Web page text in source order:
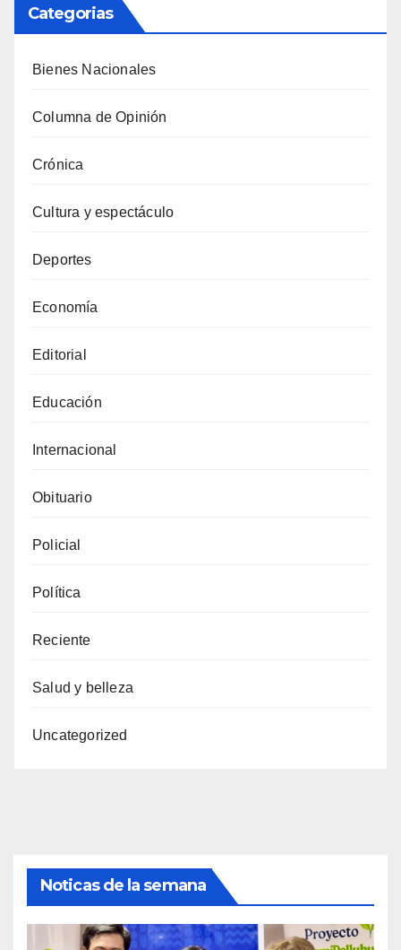
Categorias
Bienes Nacionales
Columna de Opinión
Crónica
Cultura y espectáculo
Deportes
Economía
Editorial
Educación
Internacional
Obituario
Policial
Política
Reciente
Salud y belleza
Uncategorized
Noticas de la semana